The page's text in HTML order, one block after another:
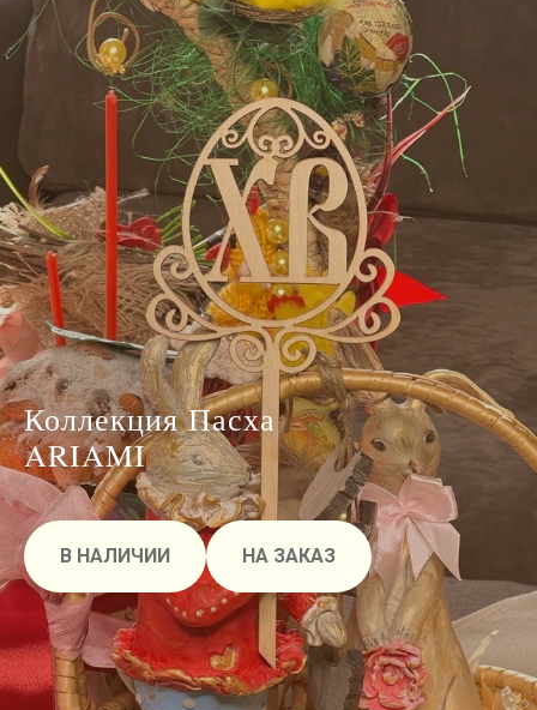
Коллекция Пасха
ARIAMI
В НАЛИЧИИ НА ЗАКАЗ